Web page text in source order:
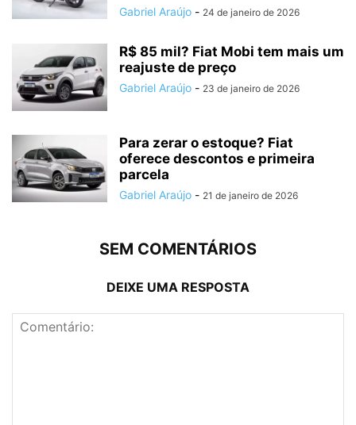
Gabriel Araújo - 24 de janeiro de 2026
R$ 85 mil? Fiat Mobi tem mais um
reajuste de preço
Gabriel Araújo - 23 de janeiro de 2026
Para zerar o estoque? Fiat
oferece descontos e primeira
parcela
Gabriel Araújo - 21 de janeiro de 2026
SEM COMENTÁRIOS
DEIXE UMA RESPOSTA